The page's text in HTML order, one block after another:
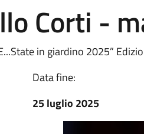
Corti -
in giardino 2025”
Data fine:
25 luglio 2025